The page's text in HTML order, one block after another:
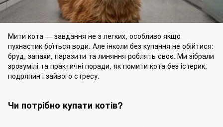
Мити кота — завдання не з легких, особливо якщо
пухнастик боїться води. Але інколи без купання не обійтися:
бруд, запахи, паразити та линяння роблять своє. Ми зібрали
зрозумілі та практичні поради, як помити кота без істерик,
подряпин і зайвого стресу.
Чи потрібно купати котів?